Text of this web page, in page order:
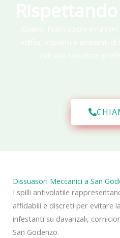
Dissuasori Meccanici a San
I spilli antivolatile
affidabili e discreti per evitare
infestanti su davanzali,
San Godenzo.